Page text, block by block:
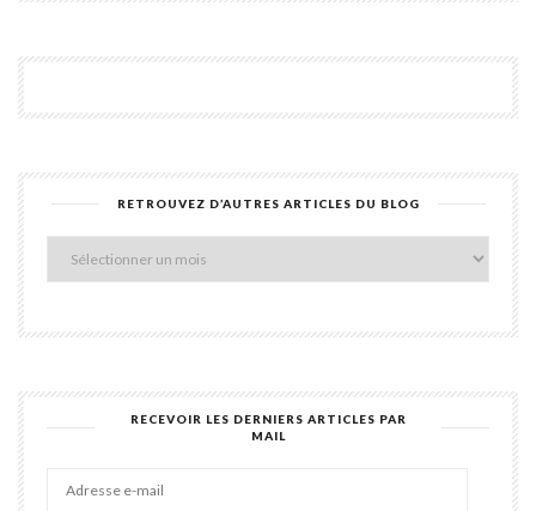
RETROUVEZ D’AUTRES ARTICLES DU BLOG
blog
RECEVOIR LES DERNIERS ARTICLES PAR
MAIL